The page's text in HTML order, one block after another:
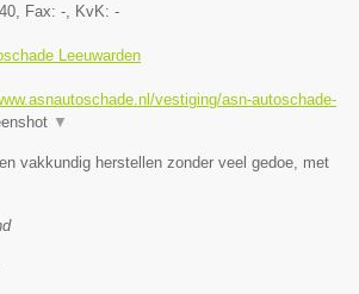
, Fax: - , KvK: -
Leeuwarden
vestiging/asn-autoschade-
▼
vakkundig herstellen zonder veel gedoe, met